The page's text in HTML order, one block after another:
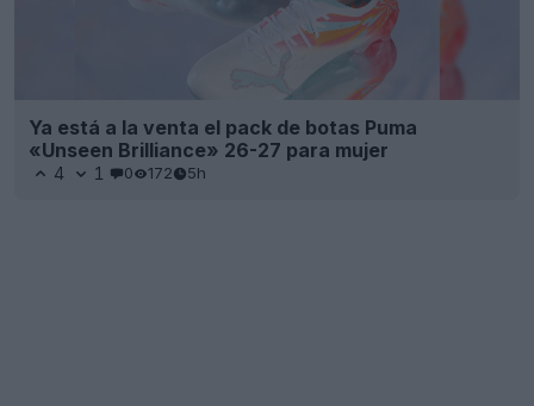
Ya está a la venta el pack de botas Puma
«Unseen Brilliance» 26-27 para mujer
4 1 0 172 5h